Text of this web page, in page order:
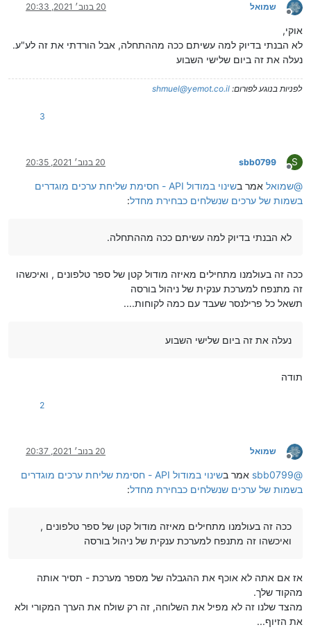
מנותק
שמואל 20 בנוב׳ 2021, 20:33
אוקי,
לא הבנתי בדיוק למה עשיתם ככה מההתחלה, אבל הורדתי את זה לע"ע.
נעלה את זה ביום שלישי השבוע
לפניות בנוגע לפורום: shmuel@yemot.co.il
3
S
מנותק
sbb0799 20 בנוב׳ 2021, 20:35
@שמואל אמר ב
שינוי במודול API - חסימת שליחת ערכים מוגדרים
בשמות של ערכים שנשלחים כבחירת מחדל:
לא הבנתי בדיוק למה עשיתם ככה מההתחלה.
ככה זה בעולמנו מתחילים מאיזה מודול קטן של ספר טלפונים , ואיכשהו
זה מתנפח למערכת ענקית של ניהול בורסה
תשאל כל פרילנסר שעבד עם כמה לקוחות....
נעלה את זה ביום שלישי השבוע
תודה
2
מנותק
שמואל 20 בנוב׳ 2021, 20:37
@
sbb0799 אמר ב
שינוי במודול API - חסימת שליחת ערכים מוגדרים
בשמות של ערכים שנשלחים כבחירת מחדל:
ככה זה בעולמנו מתחילים מאיזה מודול קטן של ספר טלפונים ,
ואיכשהו זה מתנפח למערכת ענקית של ניהול בורסה
אז אם אתה לא אוכף את ההגבלה של מספר מערכת - תסיר אותה
מהקוד שלך.
מהצד שלנו זה לא מפיל את השלוחה, זה רק שולח את הערך המקורי ולא
את הזיוף...